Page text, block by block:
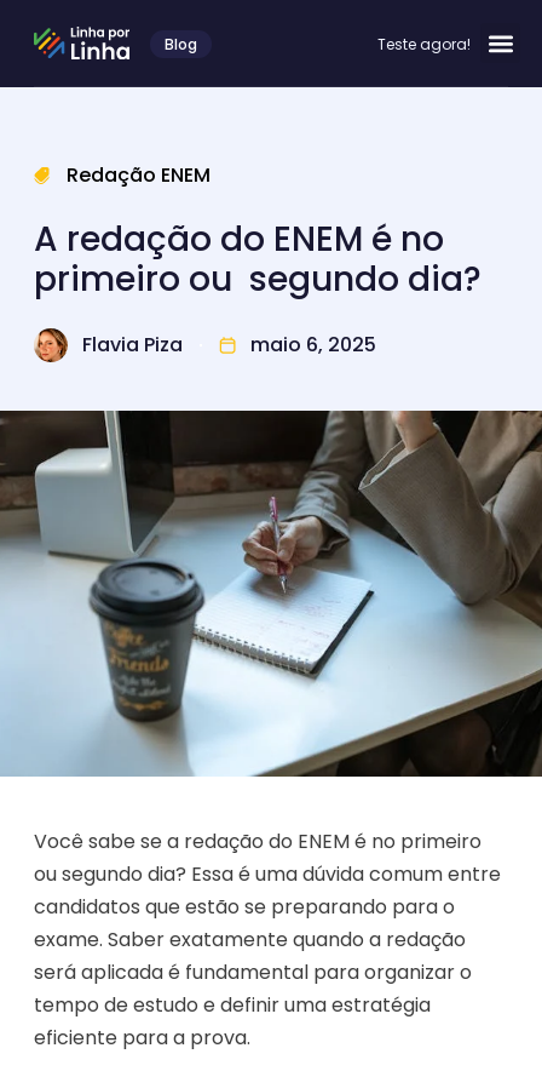
Blog Teste agora!
Redação ENEM
A redação do ENEM é no
primeiro ou segundo dia?
Flavia Piza maio 6, 2025
Você sabe se a redação do ENEM é no primeiro
ou segundo dia? Essa é uma dúvida comum entre
candidatos que estão se preparando para o
exame. Saber exatamente quando a redação
será aplicada é fundamental para organizar o
tempo de estudo e definir uma estratégia
eficiente para a prova.